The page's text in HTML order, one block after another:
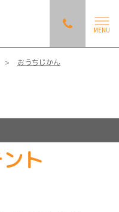
MENU
おうちじかん
ト